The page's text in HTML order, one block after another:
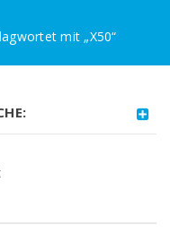
mit „X50“